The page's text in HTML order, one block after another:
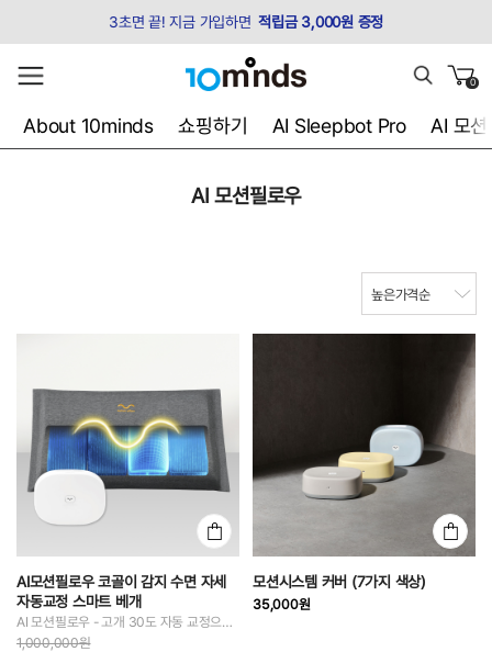
3초면 끝! 지금 가입하면 적립금 3,000원 증정
0
About 10minds 쇼핑하기 AI Sleepbot Pro AI 모션
AI 모션필로우
AI모션필로우 코골이 감지 수면 자세
자동교정 스마트 베개
AI 모션필로우 - 고개 30도 자동 교정으로 코골이를 완화하는 인공지능 코골이 베개
1,000,000원
모션시스템 커버 (7가지 색상)
35,000원